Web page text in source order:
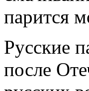
парится
Русские
после